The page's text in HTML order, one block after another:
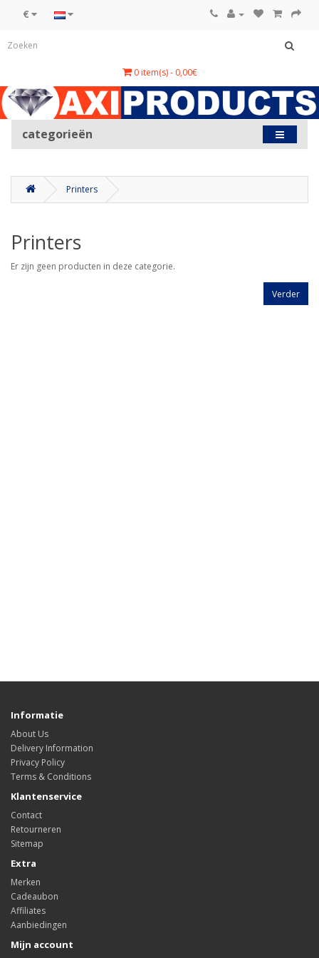
€
0 item(s) - 0,00€
categorieën
Printers
Printers
Er zijn geen producten in deze categorie.
Verder
Informatie
About Us
Delivery Information
Privacy Policy
Terms & Conditions
Klantenservice
Contact
Retourneren
Sitemap
Extra
Merken
Cadeaubon
Affiliates
Aanbiedingen
Mijn account